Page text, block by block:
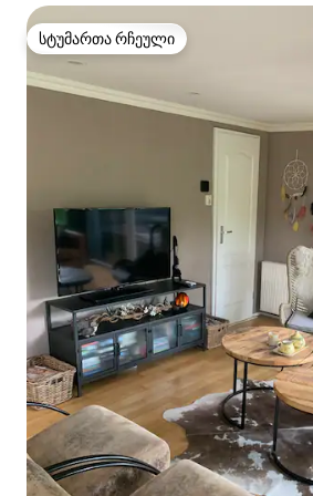
სტუმართა რჩეული
სტუმართა რჩეული